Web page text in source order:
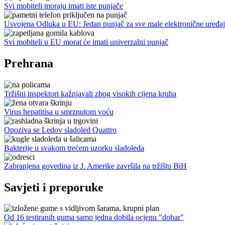
Svi mobiteli moraju imati iste punjače
Usvojena Odluka u EU: Jedan punjač za sve male elektronične
Svi mobiteli u EU morat će imati univerzalni punjač
Prehrana
Tržišni inspektori kažnjavali zbog visokih cijena kruha
Virus hepatitisa u smrznutom voću
Opoziva se Ledov sladoled Quattro
Bakterije u svakom trećem uzorku sladoleda
Zabranjena govedina iz J. Amerike završila na tržištu BiH
Savjeti i preporuke
Od 16 testiranih guma samo jedna dobila ocjenu "dobar"